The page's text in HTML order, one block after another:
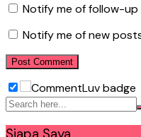
Notify me of follow-up
Notify me of new